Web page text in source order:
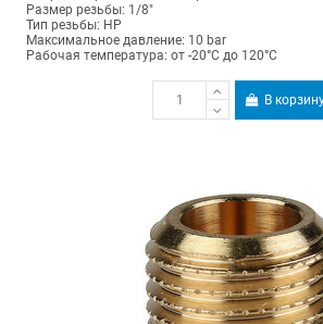
Размер резьбы: 1/8"
Тип резьбы: НР
Максимальное давление: 10 bar
Рабочая температура: от -20°C до 120°C
В